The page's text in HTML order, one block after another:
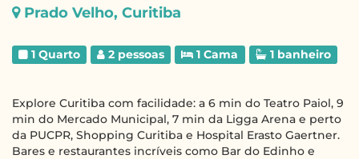
Prado Velho, Curitiba
1 Quarto 2 pessoas 1 Cama 1 banheiro
Explore Curitiba com facilidade: a 6 min do Teatro Paiol, 9
min do Mercado Municipal, 7 min da Ligga Arena e perto
da PUCPR, Shopping Curitiba e Hospital Erasto Gaertner.
Bares e restaurantes incríveis como Bar do Edinho e